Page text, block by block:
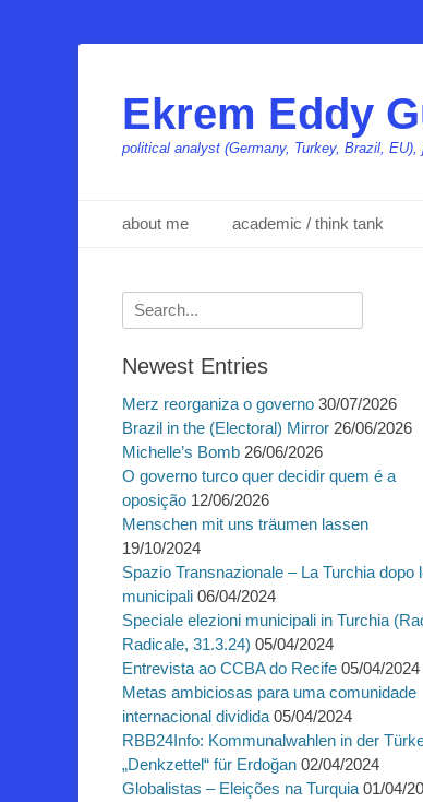
Ekrem Eddy
political analyst (Germany, Turkey, Brazil,
Primäres Menü
Inhalt
about me academic / think tank
Suchen
nach:
Newest Entries
Merz reorganiza o governo 30/07/2026
Brazil in the (Electoral) Mirror 26/06/2026
Michelle’s Bomb 26/06/2026
O governo turco quer decidir quem é a
oposição 12/06/2026
Menschen mit uns träumen lassen
19/10/2024
Spazio Transnazionale – La Turchia dopo
municipali 06/04/2024
Speciale elezioni municipali in Turchia
Radicale, 31.3.24) 05/04/2024
Entrevista ao CCBA do Recife 05/04/2024
Metas ambiciosas para uma comunidade
internacional dividida 05/04/2024
RBB24Info: Kommunalwahlen in der
„Denkzettel“ für Erdoğan 02/04/2024
Globalistas – Eleições na Turquia 01/04/